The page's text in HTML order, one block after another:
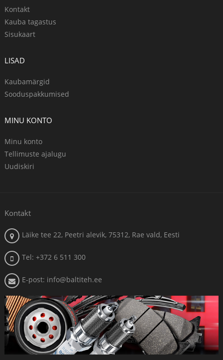
Kontakt
Kauba tagastus
Sisukaart
LISAD
Kaubamärgid
Sooduspakkumised
MINU KONTO
Minu konto
Tellimuste ajalugu
Uudiskiri
Kontakt
Läike tee 22, Peetri alevik, 75312, Rae vald, Eesti
Tel: +372 6 511 300
E-post: info@baltiteh.ee